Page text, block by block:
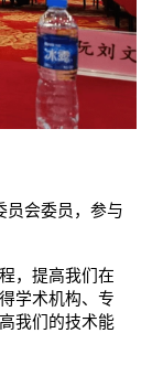
员会委员，参与
，提高我们在
学术机构、专
我们的技术能